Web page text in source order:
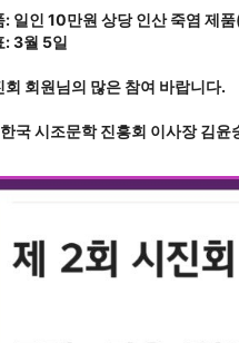
: 일인 10만원 상당 인산 죽염 제
: 3월 5일
회 회원님의 많은 참여 바랍니다.
국 시조문학 진흥회 이사장 김윤